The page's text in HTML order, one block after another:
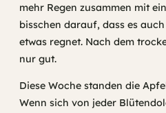
mehr Regen zusammen mit
bisschen darauf, dass es
etwas regnet. Nach dem
nur gut.
Diese Woche standen die
Wenn sich von jeder